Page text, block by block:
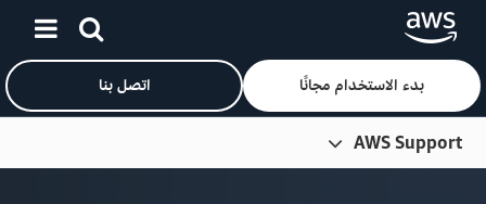
بدء الاستخدام مجانًا اتصل بنا
AWS Support